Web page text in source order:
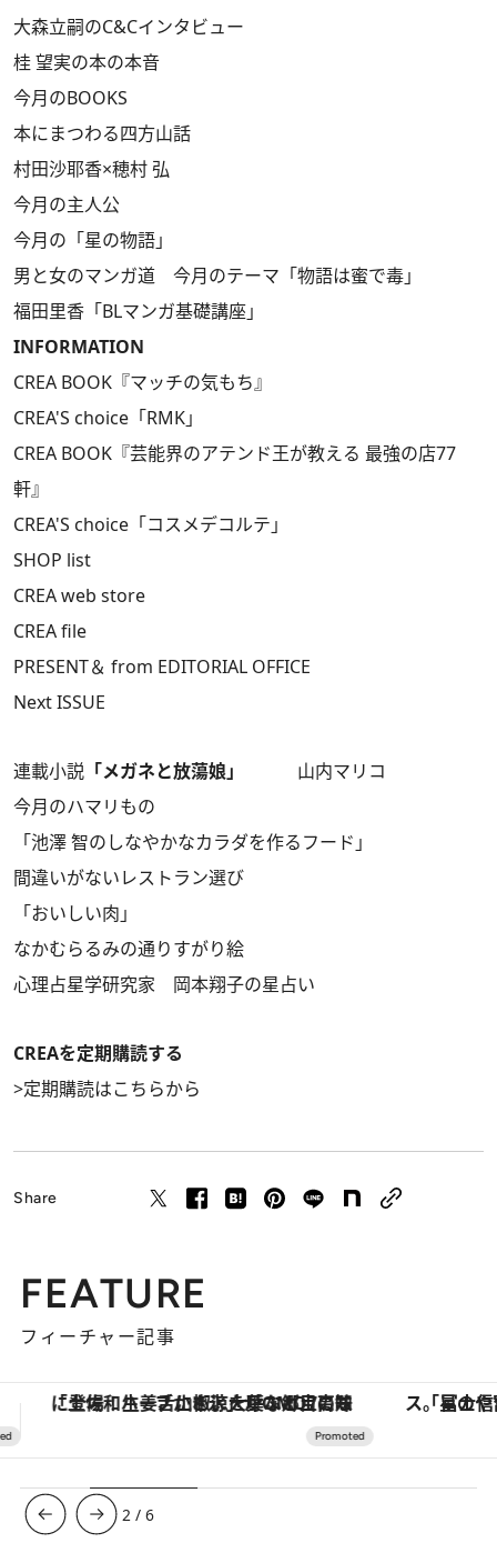
大森立嗣のC&Cインタビュー
桂 望実の本の本音
今月のBOOKS
本にまつわる四方山話
村田沙耶香×穂村 弘
今月の主人公
今月の「星の物語」
男と女のマンガ道 今月のテーマ「物語は蜜で毒」
福田里香「BLマンガ基礎講座」
INFORMATION
CREA BOOK『マッチの気もち』
CREA'S choice「RMK」
CREA BOOK『芸能界のアテンド王が教える 最強の店77
軒』
CREA'S choice「コスメデコルテ」
SHOP list
CREA web store
CREA file
PRESENT＆ from EDITORIAL OFFICE
Next ISSUE
連載小説 「メガネと放蕩娘」
山内マリコ
今月のハマリもの
「池澤 智のしなやかなカラダを作るフード」
間違いがないレストラン選び
「おいしい肉」
なかむらるみの通りすがり絵
心理占星学研究家 岡本翔子の星占い
CREAを定期購読する
>定期購読はこちらから
Share
FEATURE
フィーチャー記事
目にも舌にも涼を呼ぶ郷土の味 「星のや富士」でデジタルデトックス。冨士信仰の歴史を辿り、心身を調える。 【銀座
3 /6